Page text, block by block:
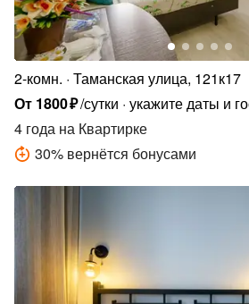
2-комн. Таманская улица, 121к17
От 1800₽/сутки укажите даты и
4 года на Квартирке
30% вернётся бонусами